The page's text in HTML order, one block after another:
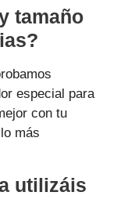
tamaño
especial para
con tu
más
utilizáis